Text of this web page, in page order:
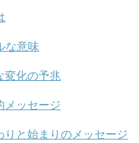
な意味
変化の予兆
メッセージ
りと始まりのメッセージ